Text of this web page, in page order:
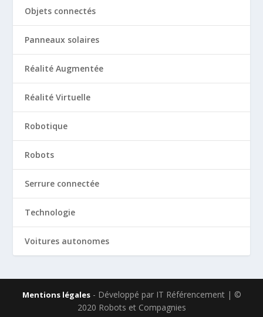
Objets connectés
Panneaux solaires
Réalité Augmentée
Réalité Virtuelle
Robotique
Robots
Serrure connectée
Technologie
Voitures autonomes
Mentions légales- Développé par IT Référencement | ©
2020 Robots et Compagnies